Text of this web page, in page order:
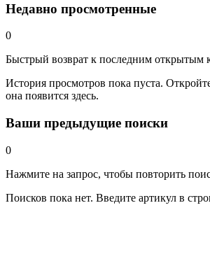
Недавно просмотренные
0
Быстрый возврат к последним открытым
История просмотров пока пуста.
она появится здесь.
Ваши предыдущие поиски
0
Нажмите на запрос, чтобы повторить
Поисков пока нет. Введите артикул в